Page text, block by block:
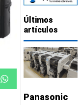
Compartir
en
WhatsApp
Últimos
artículos
Panasonic